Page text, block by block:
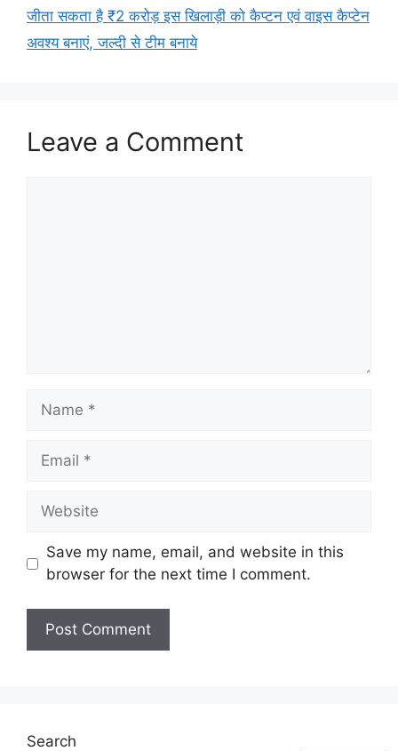
जीता सकता है ₹2 करोड़ इस खिलाड़ी को कैप्टन एवं वाइस कैप्टेन
अवश्य बनाएं, जल्दी से टीम बनाये
Leave a Comment
Name
Email
Website
Save my name, email, and website in this
browser for the next time I comment.
Search